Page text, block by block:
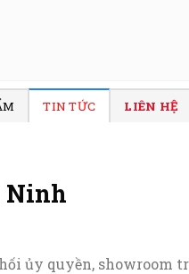
TIN TỨC LIÊN HỆ
Ninh
ủy quyền, showroom